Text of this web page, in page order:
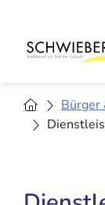
Bürger